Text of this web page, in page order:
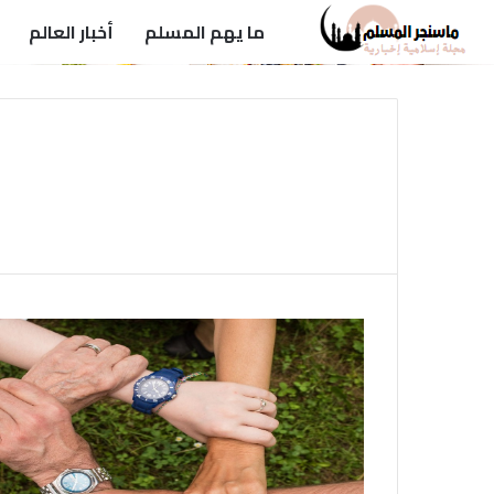
ما يهم المسلم أخبار العالم